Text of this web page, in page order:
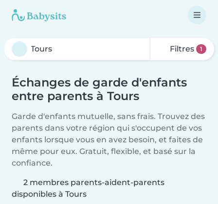
Filtres 1
Échanges de garde d'enfants
entre parents à Tours
Garde d'enfants mutuelle, sans frais. Trouvez des
parents dans votre région qui s'occupent de vos
enfants lorsque vous en avez besoin, et faites de
même pour eux. Gratuit, flexible, et basé sur la
confiance.
2 membres parents-aident-parents
disponibles à Tours